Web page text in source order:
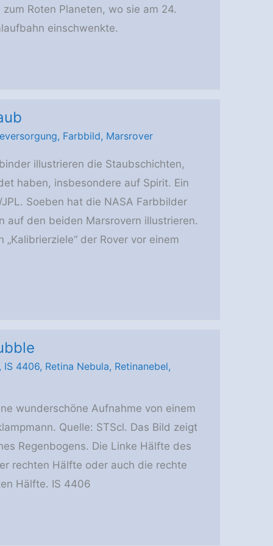
Roten Planeten, wo sie am 24.
einschwenkte.
, Farbbild, Marsrover
illustrieren die Staubschichten,
haben, insbesondere auf Spirit. Ein
Soeben hat die NASA Farbbilder
auf den beiden Marsrovern illustrieren.
der Rover vor einem
IS 4406, Retina Nebula, Retinanebel,
wunderschöne Aufnahme von einem
Quelle: STScl. Das Bild zeigt
Regenbogens. Die Linke Hälfte des
rechten Hälfte oder auch die rechte
Hälfte. IS 4406